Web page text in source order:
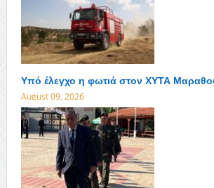
Υπό έλεγχο η φωτιά στον ΧΥΤΑ
August 09, 2026